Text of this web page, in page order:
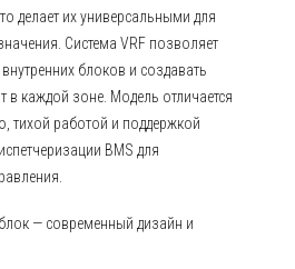
делает их универсальными для
Система VRF позволяет
блоков и создавать
в каждой зоне. Модель отличается
тихой работой и поддержкой
BMS для
— современный дизайн и